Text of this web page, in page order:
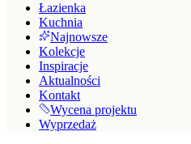
Łazienka
Kuchnia
Najnowsze
Kolekcje
Inspiracje
Aktualności
Kontakt
Wycena projektu
Wyprzedaż